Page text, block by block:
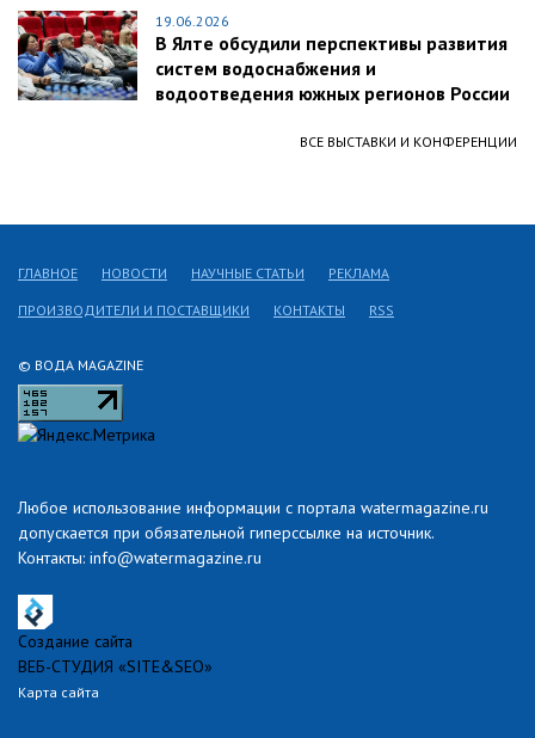
19.06.2026
В Ялте обсудили перспективы развития
систем водоснабжения и
водоотведения южных регионов России
ВСЕ ВЫСТАВКИ И КОНФЕРЕНЦИИ
© ВОДА MAGAZINE
Любое использование информации с портала watermagazine.ru
допускается при обязательной гиперссылке на источник.
Контакты: info@watermagazine.ru
ГЛАВНОЕ НОВОСТИ НАУЧНЫЕ СТАТЬИ РЕКЛАМА
ПРОИЗВОДИТЕЛИ И ПОСТАВЩИКИ КОНТАКТЫ RSS
Создание сайта
ВЕБ-СТУДИЯ «SITE&SEO»
Карта сайта